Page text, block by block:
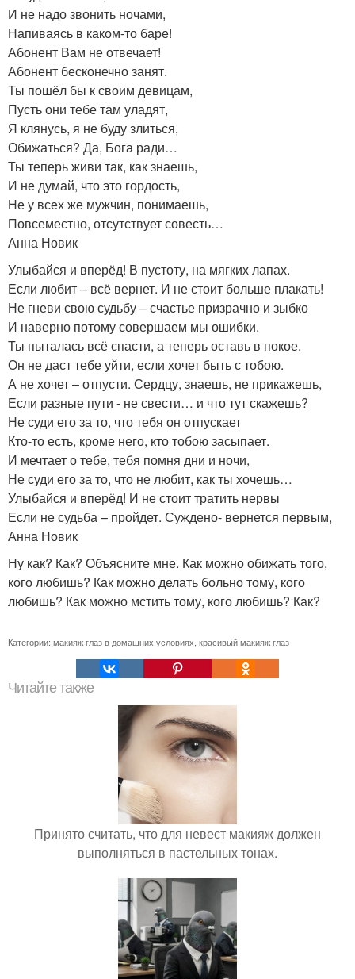
И не надо звонить ночами,
Напиваясь в каком-то баре!
Абонент Вам не отвечает!
Абонент бесконечно занят.
Ты пошёл бы к своим девицам,
Пусть они тебе там уладят,
Я клянусь, я не буду злиться,
Обижаться? Да, Бога ради…
Ты теперь живи так, как знаешь,
И не думай, что это гордость,
Не у всех же мужчин, понимаешь,
Повсеместно, отсутствует совесть…
Анна Новик
Улыбайся и вперёд! В пустоту, на мягких лапах.
Если любит – всё вернет. И не стоит больше плакать!
Не гневи свою судьбу – счастье призрачно и зыбко
И наверно потому совершаем мы ошибки.
Ты пыталась всё спасти, а теперь оставь в покое.
Он не даст тебе уйти, если хочет быть с тобою.
А не хочет – отпусти. Сердцу, знаешь, не прикажешь,
Если разные пути - не свести… и что тут скажешь?
Не суди его за то, что тебя он отпускает
Кто-то есть, кроме него, кто тобою засыпает.
И мечтает о тебе, тебя помня дни и ночи,
Не суди его за то, что не любит, как ты хочешь…
Улыбайся и вперёд! И не стоит тратить нервы
Если не судьба – пройдет. Суждено- вернется первым,
Анна Новик
Ну как? Как? Объясните мне. Как можно обижать того,
кого любишь? Как можно делать больно тому, кого
любишь? Как можно мстить тому, кого любишь? Как?
Категории: макияж глаз в домашних условиях красивый макияж глаз
Читайте также
Принято считать, что для невест макияж должен
выполняться в пастельных тонах.